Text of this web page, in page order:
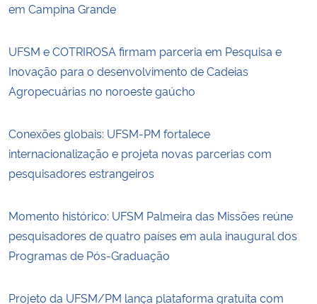
em Campina Grande
UFSM e COTRIROSA firmam parceria em Pesquisa e
Inovação para o desenvolvimento de Cadeias
Agropecuárias no noroeste gaúcho
Conexões globais: UFSM-PM fortalece
internacionalização e projeta novas parcerias com
pesquisadores estrangeiros
Momento histórico: UFSM Palmeira das Missões reúne
pesquisadores de quatro países em aula inaugural dos
Programas de Pós-Graduação
Projeto da UFSM/PM lança plataforma gratuita com